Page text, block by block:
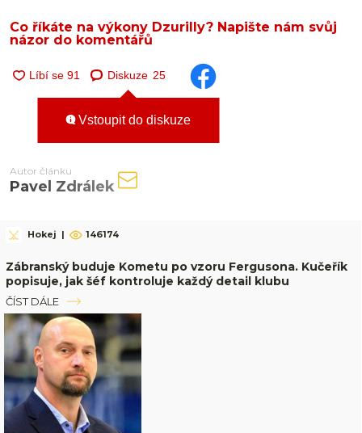
Co říkáte na výkony Dzurilly? Napište nám svůj
názor do komentářů
Diskuze 25
Vstoupit do diskuze
Autor článku
Pavel Zdrálek
Hokej | 146174
Zábranský buduje Kometu po vzoru Fergusona. Kučeřík
popisuje, jak šéf kontroluje každý detail klubu
ČÍST DÁLE